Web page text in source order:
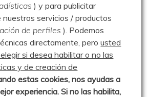
naturaleza
"Peña Ruz"
Escalerilla
Carrera Vertical
) y para publicitar
servicios / productos
de perfiles ). Podemos
directamente, perousted
si desea habilitar o no las
y de creación de
estas cookies, nos ayudas a
experiencia. Si no las habilita,